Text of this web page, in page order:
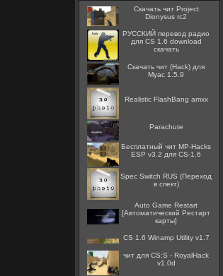
Скачать чит Project
Dionysus rc2
РУССКИЙ перевод радио
для CS 1.6 download
скачать
Скачать чит (Hack) для
Myac 1.5.9
Realistic FlashBang amxx
Parachute
Бесплатный чит MP-Hacks
ESP v3.2 для CS-1.6
Spec Switch RUS (Переход
в спект)
Auto Game Restart
[Автоматический Рестарт
карты]
CS 1.6 Winamp Utility v1.7
чит для CS:S - RoyalHack
v1.0d